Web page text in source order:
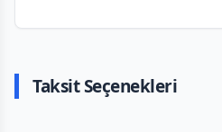
Taksit Seçenekleri